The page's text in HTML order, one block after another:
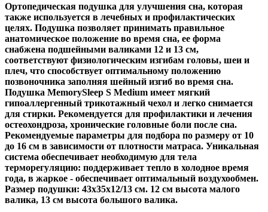
Ортопедическая подушка для улучшения сна, которая
также используется в лечебных и профилактических
целях. Подушка позволяет принимать правильное
анатомическое положение во время сна, ее форма
снабжена подшейными валиками 12 и 13 см,
соответствуют физиологическим изгибам головы, шеи и
плеч, что способствует оптимальному положению
позвоночника заполняя шейный изгиб во время сна.
Подушка MemorySleep S Medium имеет мягкий
гипоаллергенный трикотажный чехол и легко снимается
для стирки. Рекомендуется для профилактики и лечения
остеохондроза, хронические головные боли после сна.
Рекомендуемые параметры для подбора по размеру от 10
до 16 см в зависимости от плотности матраса. Уникальная
система обеспечивает необходимую для тела
терморегуляцию: поддерживает тепло в холодное время
года, в жаркое - обеспечивает оптимальный воздухообмен.
Размер подушки: 43х35х12/13 см. 12 см высота малого
валика, 13 см высота большого валика.